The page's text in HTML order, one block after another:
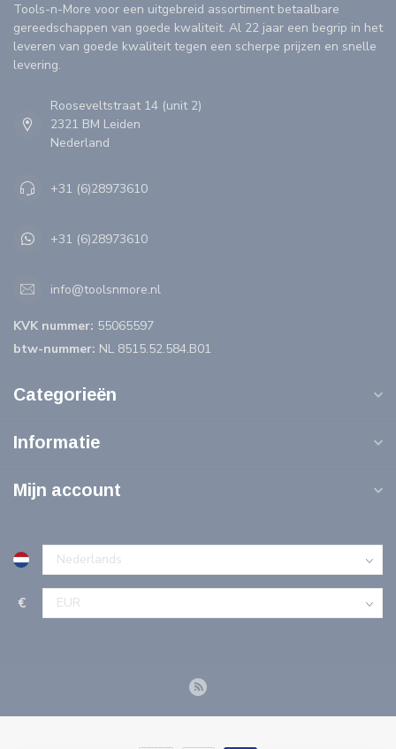
Tools-n-More voor een uitgebreid assortiment betaalbare
gereedschappen van goede kwaliteit. Al 22 jaar een begrip in het
leveren van goede kwaliteit tegen een scherpe prijzen en snelle
levering.
Rooseveltstraat 14 (unit 2)
2321 BM Leiden
Nederland
+31 (6)28973610
+31 (6)28973610
info@toolsnmore.nl
KVK nummer: 55065597
btw-nummer: NL 8515.52.584.B01
Categorieën
Informatie
Mijn account
€